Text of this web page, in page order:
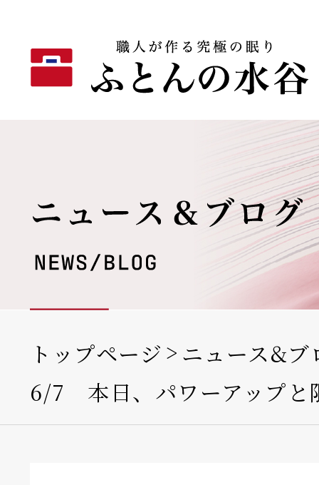
トップページ
ニュース&ブ
6/7 本日、パワーアップ